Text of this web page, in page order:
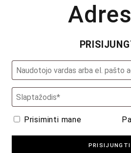
Prisiminti mane
PRISIJUNGTI